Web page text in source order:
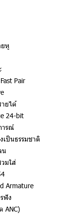
หู
Pair
ยได้
24-bit
ารณ์
เป็นธรรมชาติ
น
มใส่
Armature
ฟัง
ANC)